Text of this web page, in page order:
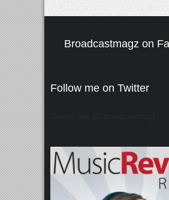
Broadcastmagz on
Follow me on Twitter